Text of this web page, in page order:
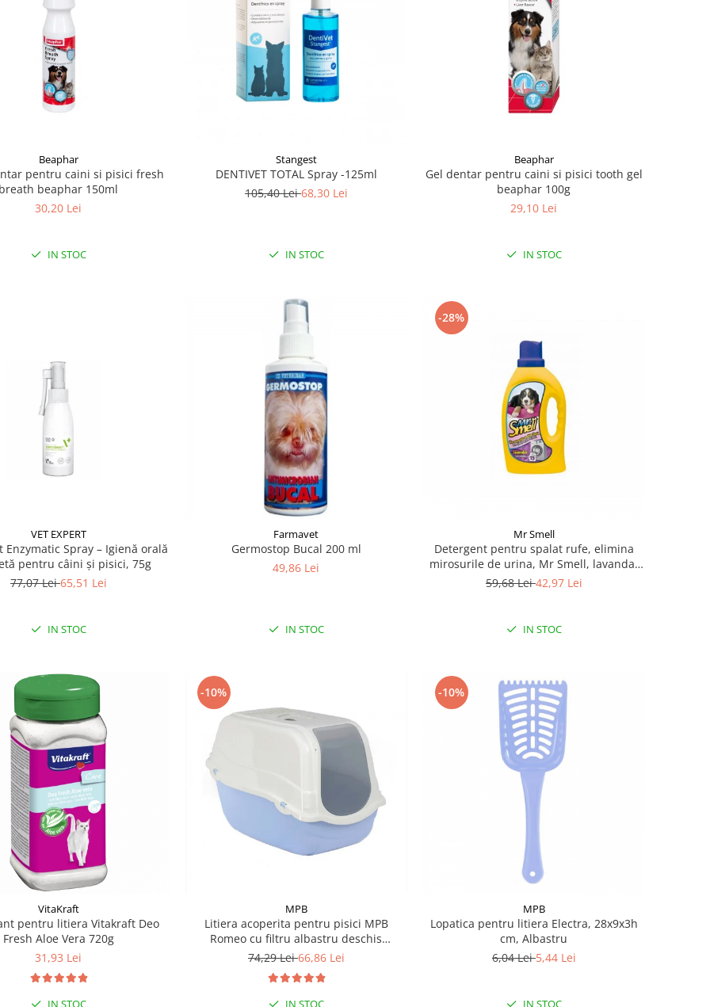
Beaphar
pentru caini si pisici fresh
breath beaphar 150ml
30,20 Lei
IN STOC
Stangest
DENTIVET TOTAL Spray -125ml
105,40 Lei68,30 Lei
IN STOC
Beaphar
Gel dentar pentru caini si pisici tooth gel
beaphar 100g
29,10 Lei
IN STOC
VET EXPERT
Enzymatic Spray – Igienă orală
pentru câini și pisici, 75g
77,07 Lei65,51 Lei
IN STOC
Farmavet
Germostop Bucal 200 ml
49,86 Lei
IN STOC
-28%
Mr Smell
Detergent pentru spalat rufe, elimina
mirosurile de urina, Mr Smell, lavanda,
1L
59,68 Lei42,97 Lei
IN STOC
VitaKraft
pentru litiera Vitakraft Deo
Fresh Aloe Vera 720g
31,93 Lei
IN STOC
-10%
MPB
Litiera acoperita pentru pisici MPB
Romeo cu filtru albastru deschis
57x39x41(h)cm
74,29 Lei66,86 Lei
IN STOC
-10%
MPB
Lopatica pentru litiera Electra, 28x9x3h
cm, Albastru
6,04 Lei5,44 Lei
IN STOC